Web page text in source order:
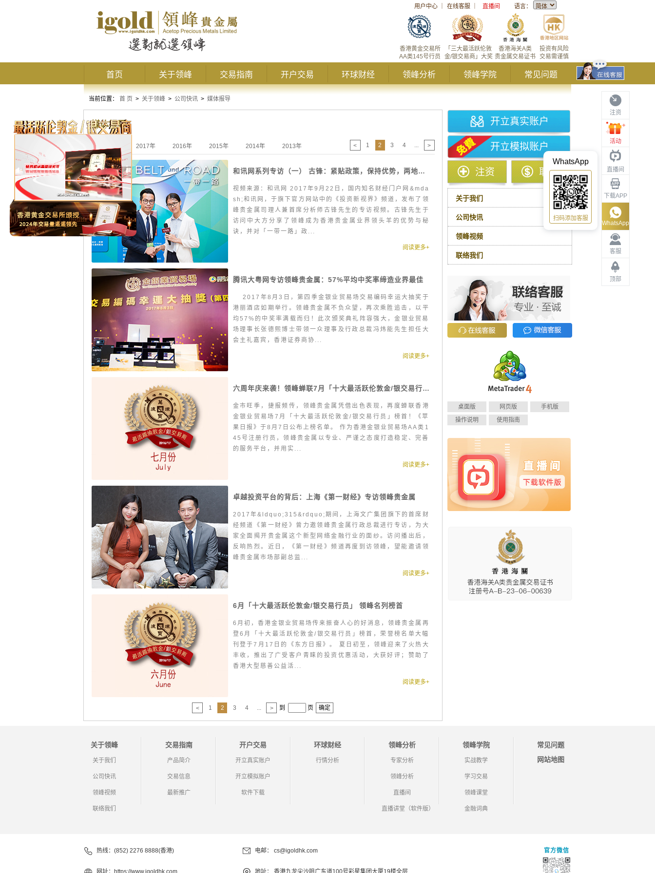
用户中心 在线客服 直播间 语言：
投资有风险
交易需谨慎
香港海关A类
贵金属交易证书
「三大最活跃伦敦
金/银交易商」大奖
香港黄金交易所
AA类145号行员
首页 关于领峰 交易指南 开户交易 环球财经 领峰分析 领峰学院 常见问题
注资
活动
直播间
下载APP
客服
顶部
WhatsApp
WhatsApp
扫码添加客服
当前位置： 首 页 > 关于领峰 > 公司快讯 > 媒体报导
媒体报导
2017年 2016年 2015年 2014年 2013年 < 1 2 3 4 ... >
和讯网系列专访（一） 古锋：紧贴政策，保持优势，两地携手走向世界
视频来源：和讯网 2017年9月22日，国内知名财经门户网&mda
sh;和讯网，于旗下官方网站中的《投资新视界》频道，发布了领
峰贵金属司理人兼首席分析师古锋先生的专访视频。古锋先生于
访问中大方分享了领峰成为香港贵金属业界领头羊的优势与秘
诀，并对「一带一路」政...
阅读更多+
腾讯大粤网专访领峰贵金属：57%平均中奖率缔造业界最佳
2017年8月3日，第四季金银业贸易场交易编码幸运大抽奖于
港丽酒店如期举行。领峰贵金属不负众望，再次乘胜追击，以平
均57%的中奖率满载而归！此次颁奖典礼阵容强大，金银业贸易
场理事长张德熙博士带领一众理事及行政总裁冯炜能先生担任大
会主礼嘉宾，香港证券商协...
阅读更多+
六周年庆来袭！领峰蝉联7月「十大最活跃伦敦金/银交易行员」桂冠
金市旺季，捷报频传，领峰贵金属凭借出色表现，再度蝉联香港
金银业贸易场7月「十大最活跃伦敦金/银交易行员」榜首！《苹
果日报》于8月7日公布上榜名单。 作为香港金银业贸易场AA类1
45号注册行员，领峰贵金属以专业、严谨之态度打造稳定、完善
的服务平台，并用实...
阅读更多+
卓越投资平台的背后：上海《第一财经》专访领峰贵金属
2017年&ldquo;315&rdquo;期间，上海文广集团旗下的首席财
经频道《第一财经》曾力邀领峰贵金属行政总裁进行专访，为大
家全面揭开贵金属这个新型网络金融行业的面纱。访问播出后，
反响热烈。近日，《第一财经》频道再度到访领峰，望能邀请领
峰贵金属市场部副总监...
阅读更多+
6月「十大最活跃伦敦金/银交易行员」 领峰名列榜首
6月初，香港金银业贸易场传来振奋人心的好消息，领峰贵金属再
登6月「十大最活跃伦敦金/银交易行员」榜首，荣誉榜名单大幅
刊登于7月17日的《东方日报》。 夏日初至，领峰迎来了火热大
丰收，推出了广受客户青睐的投资优惠活动，大获好评；赞助了
香港大型慈善公益活...
阅读更多+
< 1 2 3 4 ... > 到 页 确定
开立真实账户
开立模拟账户
注资 取款
关于我们
公司快讯
领峰视频
联络我们
桌面版 网页版
手机版
操作说明
使用指南
关于领峰
关于我们
公司快讯
领峰视频
联络我们
交易指南
产品简介
交易信息
最新推广
开户交易
开立真实账户
开立模拟账户
软件下载
环球财经
行情分析
领峰分析
专家分析
领峰分析
直播间
直播讲堂（软件版）
领峰学院
实战教学
学习交易
领峰课堂
金融词典
常见问题
网站地图
热线：(852) 2276 8888(香港) 电邮： cs@igoldhk.com 官方微信